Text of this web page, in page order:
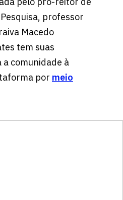
professor
Macedo
tem suas
comunidade à
por meio